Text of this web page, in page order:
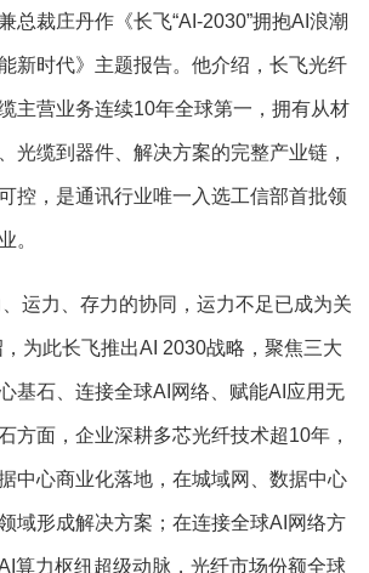
总裁庄丹作《长飞“AI-2030”拥抱AI浪潮
新时代》主题报告。他介绍，长飞光纤
主营业务连续10年全球第一，拥有从材
光缆到器件、解决方案的完整产业链，
控，是通讯行业唯一入选工信部首批领
。
运力、存力的协同，运力不足已成为关
为此长飞推出AI 2030战略，聚焦三大
基石、连接全球AI网络、赋能AI应用无
方面，企业深耕多芯光纤技术超10年，
中心商业化落地，在城域网、数据中心
域形成解决方案；在连接全球AI网络方
算力枢纽超级动脉，光纤市场份额全球